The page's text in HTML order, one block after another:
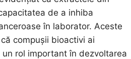
de a inhiba
în laborator. Aceste
compușii bioactivi ai
rol important în dezvoltarea